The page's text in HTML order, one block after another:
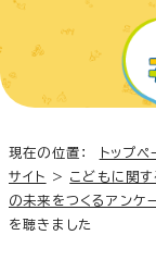
現在の位置： トップペ
サイト
> こどもに関す
の未来をつくるアンケ
を聴きました